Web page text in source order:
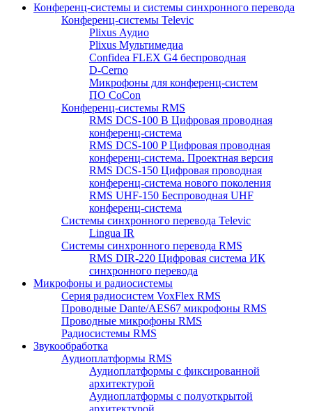
Конференц-системы и системы синхронного перевода
Конференц-системы Televic
Plixus Аудио
Plixus Мультимедиа
Confidea FLEX G4 беспроводная
D-Cerno
Микрофоны для конференц-систем
ПО CoCon
Конференц-системы RMS
RMS DCS-100 B Цифровая проводная
конференц-система
RMS DCS-100 P Цифровая проводная
конференц-система. Проектная версия
RMS DCS-150 Цифровая проводная
конференц-система нового поколения
RMS UHF-150 Беспроводная UHF
конференц-система
Системы синхронного перевода Televic
Lingua IR
Системы синхронного перевода RMS
RMS DIR-220 Цифровая система ИК
синхронного перевода
Микрофоны и радиосистемы
Серия радиосистем VoxFlex RMS
Проводные Dante/AES67 микрофоны RMS
Проводные микрофоны RMS
Радиосистемы RMS
Звукообработка
Аудиоплатформы RMS
Аудиоплатформы с фиксированной
архитектурой
Аудиоплатформы с полуоткрытой
архитектурой